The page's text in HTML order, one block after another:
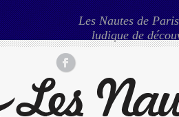
Les Nautes de
ludique de